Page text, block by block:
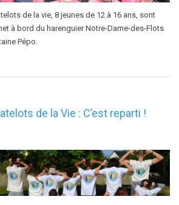
de la vie, 8 jeunes de 12 à 16 ans, sont
à bord du harenguier Notre-Dame-des-Flots
Pépo.
de la Vie : C’est reparti !